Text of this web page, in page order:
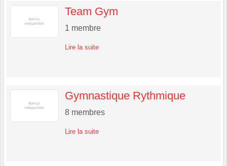
Team Gym
1 membre
Lire la suite
Gymnastique Rythmique
8 membres
Lire la suite